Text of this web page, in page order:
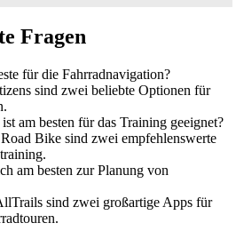
Fragen
für die Fahrradnavigation?
sind zwei beliebte Optionen für
am besten für das Training geeignet?
Bike sind zwei empfehlenswerte
am besten zur Planung von
sind zwei großartige Apps für